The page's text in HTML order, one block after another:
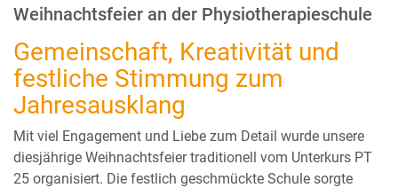
Weihnachtsfeier an der Physiotherapieschule
Gemeinschaft, Kreativität und
festliche Stimmung zum
Jahresausklang
Mit viel Engagement und Liebe zum Detail wurde unsere
diesjährige Weihnachtsfeier traditionell vom Unterkurs PT
25 organisiert. Die festlich geschmückte Schule sorgte